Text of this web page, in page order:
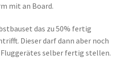
mit an Board.
das zu 50% fertig
Dieser darf dann aber noch
selber fertig stellen.